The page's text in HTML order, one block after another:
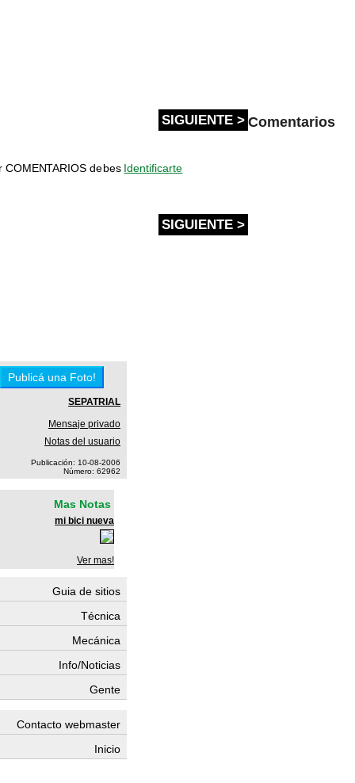
SIGUIENTE > Comentarios
COMENTARIOS debes Identificarte
SIGUIENTE >
SEPATRIAL
Mensaje privado
Notas del usuario
Publicación: 10-08-2006
Número: 62962
Mas Notas
mi bici nueva
Ver mas!
Guia de sitios
Técnica
Mecánica
Info/Noticias
Gente
Contacto webmaster
Inicio